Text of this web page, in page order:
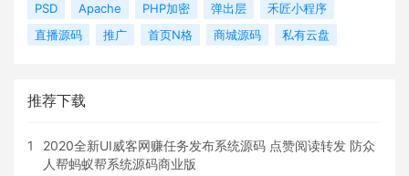
PSD
Apache PHP加密 弹出层
禾匠小程序
直播源码
推广 首页N格 商城源码 私有云盘
推荐下载
1
2020全新UI威客网赚任务发布系统源码 点赞阅读转发 防众
人帮蚂蚁帮系统源码商业版